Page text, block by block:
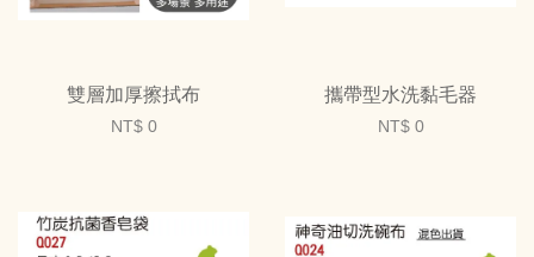
雙層加厚擦拭布
NT$ 0
攜帶型水洗黏毛器
NT$ 0